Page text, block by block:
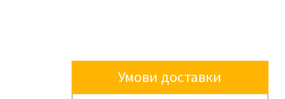
Умови доставки